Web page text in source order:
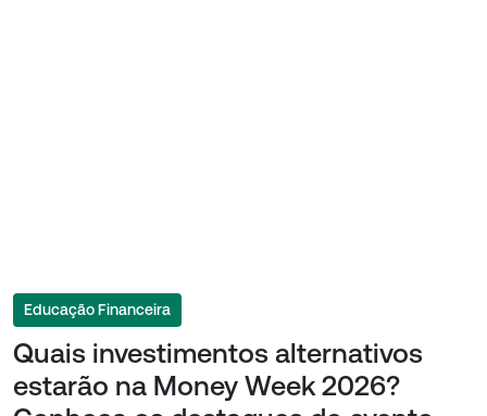
Educação Financeira
Quais investimentos alternativos
estarão na Money Week 2026?